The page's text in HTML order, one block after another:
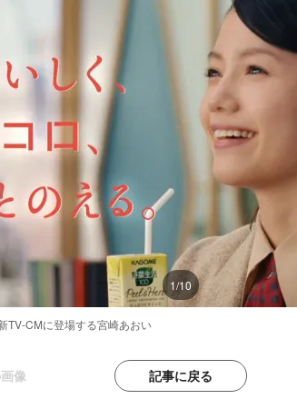
1/10
TV-CMに登場する宮崎あおい
像 記事に戻る